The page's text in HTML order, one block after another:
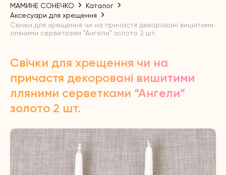
МАМИНЕ СОНЕЧКО
Каталог
Аксесуари для хрещення
Свічки для хрещення чи на причастя декоровані вишитими
лляними серветками “Ангели” золото 2 шт.
Свічки для хрещення чи на
причастя декоровані вишитими
лляними серветками “Ангели”
золото 2 шт.